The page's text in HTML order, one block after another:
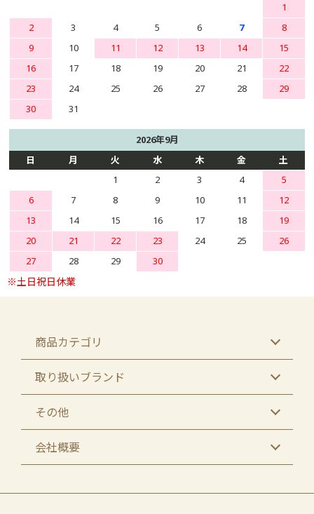
1
2
3 4 5 6 7
8
9
10 11 12 13 14
15
16
17 18 19 20 21
22
23
24 25 26 27 28
29
30
31
2026年9月
日
月 火 水 木 金
土
1
2 3 4
5
6
7 8 9 10 11
12
13
14 15 16 17 18
19
20
21 22 23 24 25
26
27
28 29 30
商品カテゴリ
取り扱いブランド
その他
会社概要